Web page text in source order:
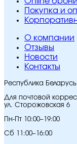
Покупка и
O компании
Отзывы
Новости
Контакты
Республика
Для почтовой
ул. Сторожовская 6
Пн-Пт 10:00–19:00
Сб 11:00–16:00